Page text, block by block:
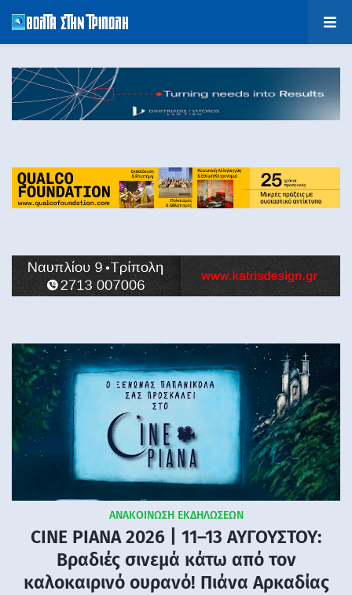
ΑΝΑΚΟΙΝΩΣΗ ΕΚΔΗΛΩΣΕΩΝ
CINE PIANA 2026 | 11–13 ΑΥΓΟΥΣΤΟΥ:
Βραδιές σινεμά κάτω από τον
καλοκαιρινό ουρανό! Πιάνα Αρκαδίας